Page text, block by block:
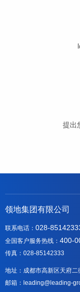
提出
领地集团有限公司
联系电话： 028-
全国客户服务热线： 400-
传真：028-85142333
地址：成都市高新区天府
邮箱：leading@leading-